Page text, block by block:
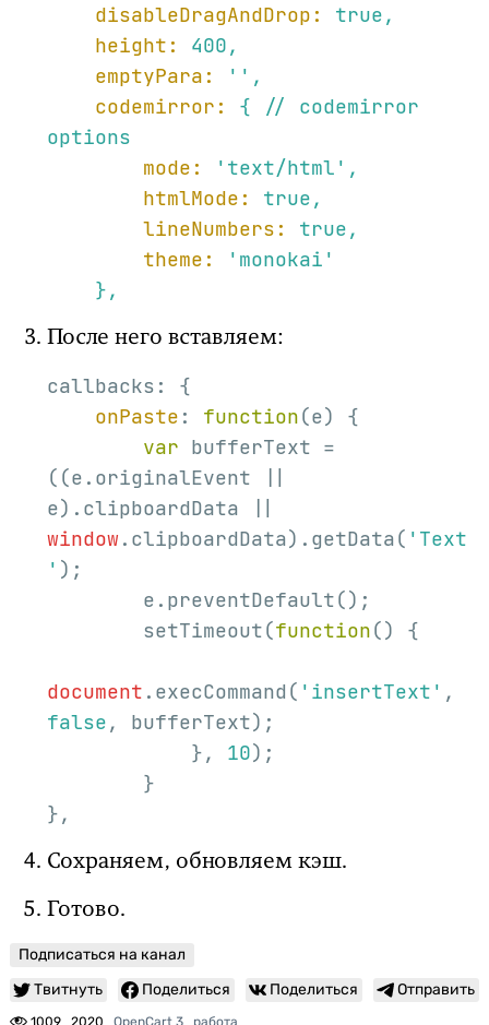
disableDragAndDrop:
true,
height:
400,
emptyPara:
'' ,
codemirror:
{ //
codemirror
options
mode:
'text/html' ,
htmlMode:
true,
lineNumbers:
true,
theme:
'monokai'
},
После него вставляем:
callbacks: {
onPaste : function(e) {
var bufferText =
((e.originalEvent ||
window .clipboardData).getData( 'Text
' );
        setTimeout(
function() {
document .execCommand( 'insertText'
false , bufferText);
            },
10);
},
Сохраняем, обновляем кэш.
Готово.
Подписаться на канал
Твитнуть
Поделиться Поделиться Отправить
1009 2020 OpenCart 3 работа